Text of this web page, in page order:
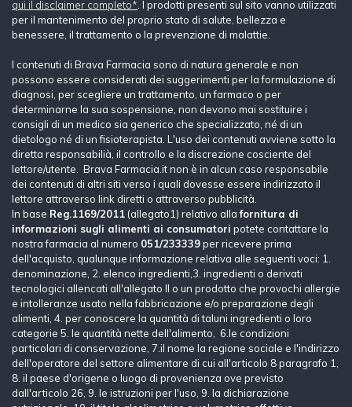
qui il disclaimer completo* . I prodotti presenti sul sito vanno utilizzati
per il mantenimento del proprio stato di salute, bellezza e
benessere, il trattamento o la prevenzione di malattie.
I contenuti di Brava Farmacia sono di natura generale e non
possono essere considerati dei suggerimenti per la formulazione di
diagnosi, per scegliere un trattamento, un farmaco o per
determinarne la sua sospensione, non devono mai sostituire i
consigli di un medico sia generico che specializzato, né di un
dietologo né di un fisioterapista. L'uso dei contenuti avviene sotto la
diretta responsabilià, il controllo e la discrezione cosciente del
lettore/utente. Brava Farmacia.it non è in alcun caso responsabile
dei contenuti di altri siti verso i quali dovesse essere indirizzato il
lettore attraverso link diretti o attraverso pubblicità.
In base Reg.1169/2011 (allegato1) relativo allafornitura di
informazioni sugli alimenti ai consumatori potete contattare la
nostra farmacia al numero 051/233339per ricevere prima
dell'acquisto, qualunque informazione relativa alle seguenti voci: 1.
denominazione, 2. elenco ingredienti,3. ingredienti o derivati
tecnologici allencati all'allegato II o un prodotto che provochi allergie
e intolleranze usato nella fabbricazione e/o preparazione degli
alimenti, 4. per conoscere la quantità di taluni ingredienti o loro
categorie 5. le quantità nette dell'alimento, 6.le condizioni
particolari di conservazione, 7.il nome la regione sociale e l'indirizzo
dell'operatore del settore alimentare di cui all'articolo 8 paragrafo 1,
8. il paese d'origene o luogo di provenienza ove previsto
dall'articolo 26, 9. le istruzioni per l'uso, 9. la dichiarazione